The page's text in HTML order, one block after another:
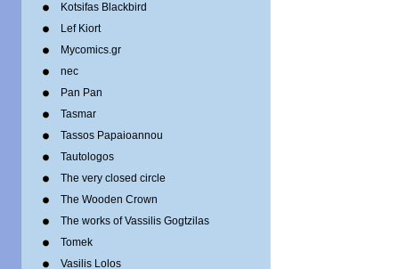
Kotsifas Blackbird
Lef Kiort
Mycomics.gr
nec
Pan Pan
Tasmar
Tassos Papaioannou
Tautologos
The very closed circle
The Wooden Crown
The works of Vassilis Gogtzilas
Tomek
Vasilis Lolos